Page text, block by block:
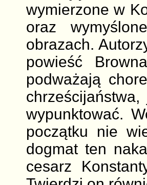
wymierzone w
oraz
obrazach.
powieść
podważają
wypunktować.
początku nie
dogmat ten
cesarz